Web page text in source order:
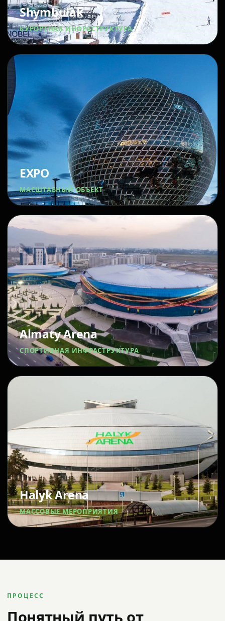
Shymbulak
КУРОРТНАЯ ИНФРАСТРУКТУРА
EXPO
МАСШТАБНЫЙ ОБЪЕКТ
Almaty Arena
СПОРТИВНАЯ ИНФРАСТРУКТУРА
Halyk Arena
МАССОВЫЕ МЕРОПРИЯТИЯ
ПРОЦЕСС
Понятный путь от